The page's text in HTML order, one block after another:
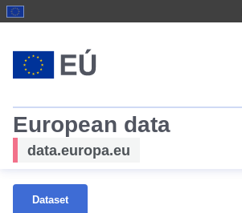
European data
data.europa.eu
Dataset